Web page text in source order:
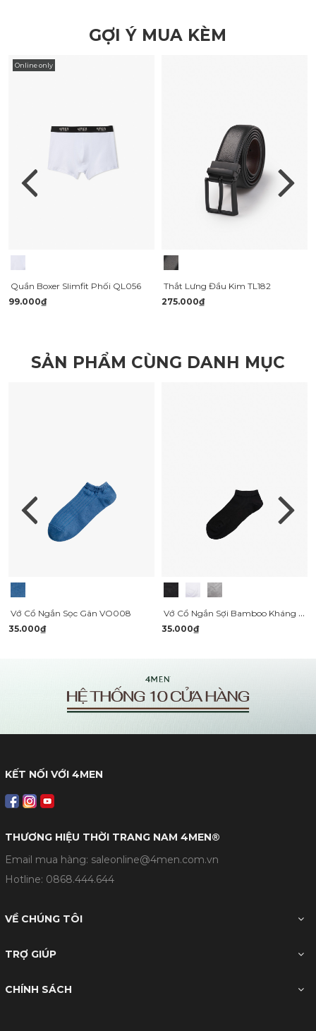
GỢI Ý MUA KÈM
Online only
Quần Boxer Slimfit Phối QL056
99.000₫
Thắt Lưng Đầu Kim TL182
275.000₫
SẢN PHẨM CÙNG DANH MỤC
Vớ Cổ Ngắn Sọc Gân VO008
35.000₫
Vớ Cổ Ngắn Sợi Bamboo Kháng Khuẩn Khử Mùi VO122
35.000₫
KẾT NỐI VỚI 4MEN
THƯƠNG HIỆU THỜI TRANG NAM 4MEN®
Email mua hàng: saleonline@4men.com.vn
Hotline: 0868.444.644
VỀ CHÚNG TÔI
TRỢ GIÚP
CHÍNH SÁCH